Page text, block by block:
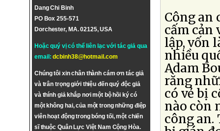
Dang Chi Binh
PO Box 255-571
Dorchester, MA. 02125, USA
Hoặc quý vị có thể liên lạc với tác giả qua
email:dcbinh38@hotmail.com
Chúng tôi xin chân thành cám ơn tác giả
và trân trọng giới thiệu đến quý độc giả
và thính giả khắp nơi một bộ hồi ký có
một không hai, của một trong những điệp
viên hoạt động trong bóng tối, một chiến
sĩ thuộc Quân Lực Việt Nam Cộng Hòa.
Công an
cấm cản
lập, vốn
nhiều
Adam
rằng
có vẻ bị
nào còn
công an.